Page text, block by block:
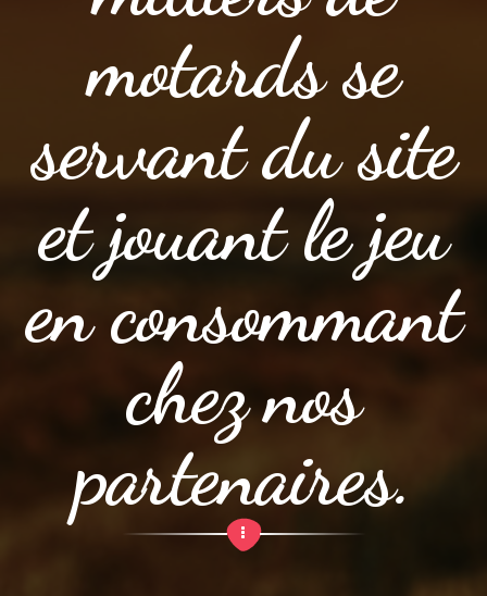
motards se
servant du site
et jouant le jeu
en consommant
chez nos
partenaires.